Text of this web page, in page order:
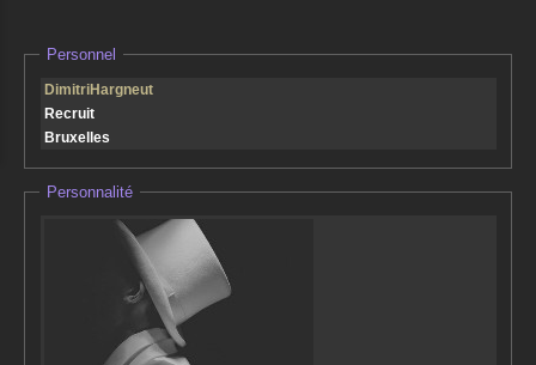
Personnel
DimitriHargneut
Recruit
Bruxelles
Personnalité